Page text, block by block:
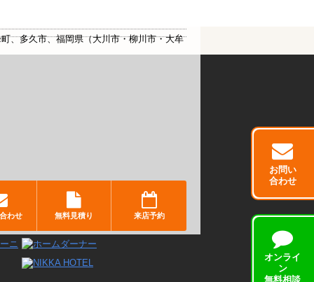
、多久市、福岡県（大川市・柳川市・大牟
わせ 無料見積り 来店予約
お問い
合わせ
オンライ
ン
無料相談